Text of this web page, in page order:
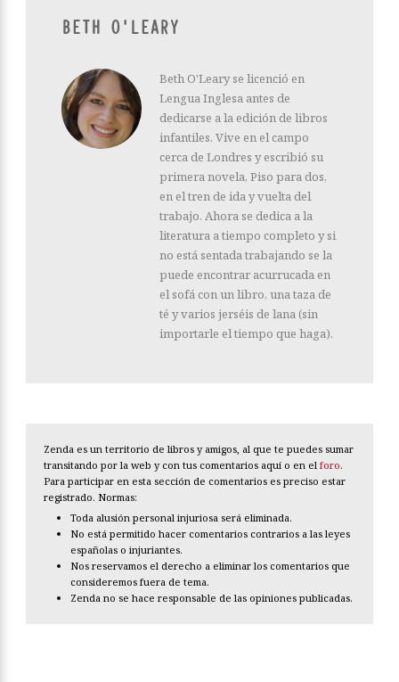
BETH O'LEARY
Beth O'Leary se licenció en
Lengua Inglesa antes de
dedicarse a la edición de libros
infantiles. Vive en el campo
cerca de Londres y escribió su
primera novela, Piso para dos,
en el tren de ida y vuelta del
trabajo. Ahora se dedica a la
literatura a tiempo completo y si
no está sentada trabajando se la
puede encontrar acurrucada en
el sofá con un libro, una taza de
té y varios jerséis de lana (sin
importarle el tiempo que haga).
Zenda es un territorio de libros y amigos, al que te puedes sumar
transitando por la web y con tus comentarios aquí o en el foro.
Para participar en esta sección de comentarios es preciso estar
registrado. Normas:
Toda alusión personal injuriosa será eliminada.
No está permitido hacer comentarios contrarios a las leyes
españolas o injuriantes.
Nos reservamos el derecho a eliminar los comentarios que
consideremos fuera de tema.
Zenda no se hace responsable de las opiniones publicadas.